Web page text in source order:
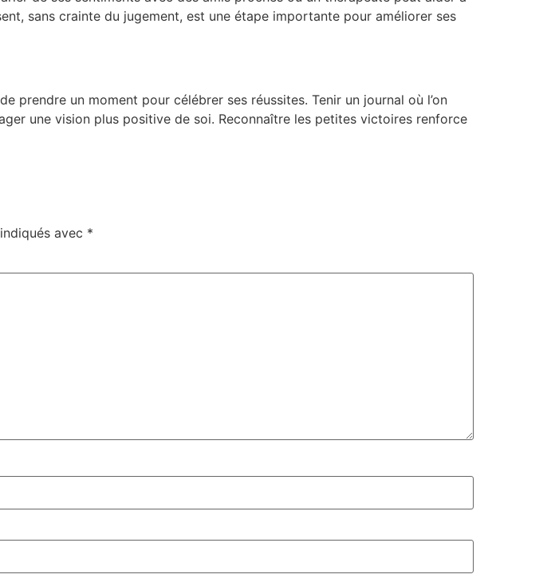
sans crainte du jugement, est une étape importante pour améliorer ses
prendre un moment pour célébrer ses réussites. Tenir un journal où l’on
une vision plus positive de soi. Reconnaître les petites victoires renforce
avec *